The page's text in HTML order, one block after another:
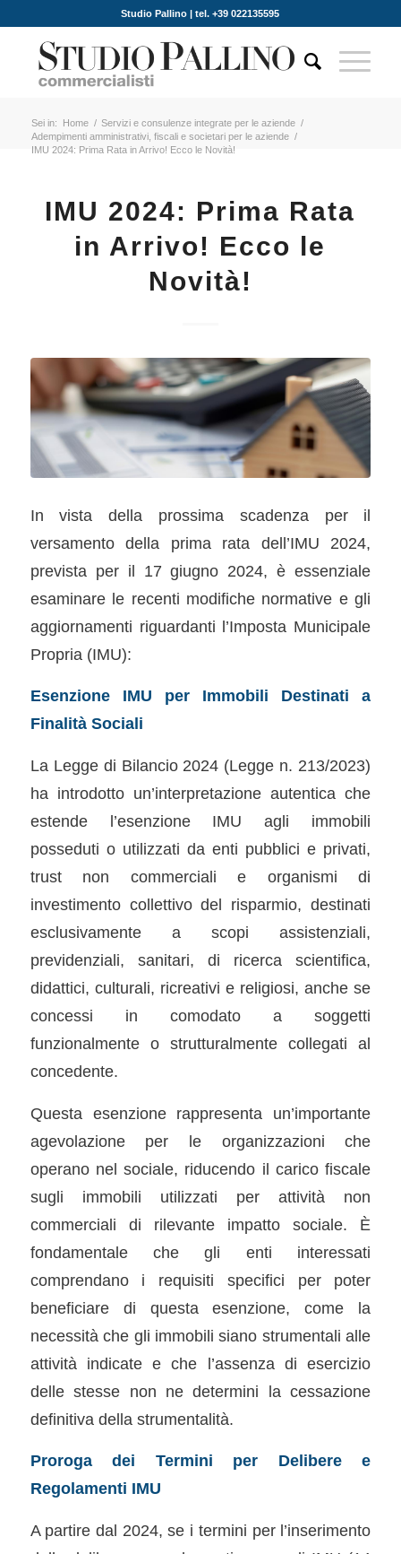
Studio Pallino | tel. +39 022135595
Sei in: Home / Servizi e consulenze integrate per le aziende /
Adempimenti amministrativi, fiscali e societari per le aziende /
IMU 2024: Prima Rata in Arrivo! Ecco le Novità!
IMU 2024: Prima Rata
in Arrivo! Ecco le
Novità!
In vista della prossima scadenza per il
versamento della prima rata dell’IMU 2024,
prevista per il 17 giugno 2024, è essenziale
esaminare le recenti modifiche normative e gli
aggiornamenti riguardanti l’Imposta Municipale
Propria (IMU):
Esenzione IMU per Immobili Destinati a
Finalità Sociali
La Legge di Bilancio 2024 (Legge n. 213/2023)
ha introdotto un’interpretazione autentica che
estende l’esenzione IMU agli immobili
posseduti o utilizzati da enti pubblici e privati,
trust non commerciali e organismi di
investimento collettivo del risparmio, destinati
esclusivamente a scopi assistenziali,
previdenziali, sanitari, di ricerca scientifica,
didattici, culturali, ricreativi e religiosi, anche se
concessi in comodato a soggetti
funzionalmente o strutturalmente collegati al
concedente.
Questa esenzione rappresenta un’importante
agevolazione per le organizzazioni che
operano nel sociale, riducendo il carico fiscale
sugli immobili utilizzati per attività non
commerciali di rilevante impatto sociale. È
fondamentale che gli enti interessati
comprendano i requisiti specifici per poter
beneficiare di questa esenzione, come la
necessità che gli immobili siano strumentali alle
attività indicate e che l’assenza di esercizio
delle stesse non ne determini la cessazione
definitiva della strumentalità.
Proroga dei Termini per Delibere e
Regolamenti IMU
A partire dal 2024, se i termini per l’inserimento